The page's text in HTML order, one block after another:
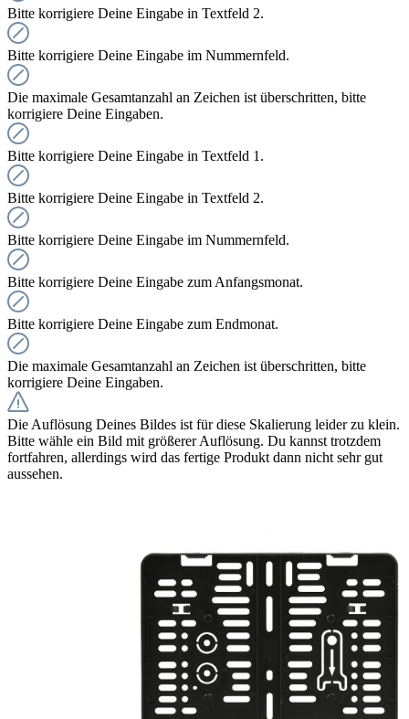
Bitte korrigiere Deine Eingabe in Textfeld 2.
Bitte korrigiere Deine Eingabe im Nummernfeld.
Die maximale Gesamtanzahl an Zeichen ist überschritten, bitte
korrigiere Deine Eingaben.
Bitte korrigiere Deine Eingabe in Textfeld 1.
Bitte korrigiere Deine Eingabe in Textfeld 2.
Bitte korrigiere Deine Eingabe im Nummernfeld.
Bitte korrigiere Deine Eingabe zum Anfangsmonat.
Bitte korrigiere Deine Eingabe zum Endmonat.
Die maximale Gesamtanzahl an Zeichen ist überschritten, bitte
korrigiere Deine Eingaben.
Die Auflösung Deines Bildes ist für diese Skalierung leider zu klein.
Bitte wähle ein Bild mit größerer Auflösung. Du kannst trotzdem
fortfahren, allerdings wird das fertige Produkt dann nicht sehr gut
aussehen.